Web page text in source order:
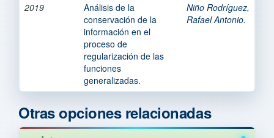
2019
Análisis de la
conservación de la
información en el
proceso de
regularización de las
funciones
generalizadas.
Niño Rodríguez,
Rafael Antonio.
Otras opciones relacionadas